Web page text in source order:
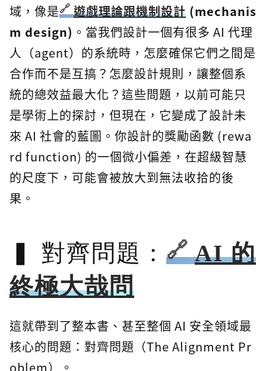
域，像是
遊戲理論跟機制設計 (mechanis
m design) 。當我們設計一個有很多 AI 代理
人（agent）的系統時，怎麼確保它們之間是
合作而不是互搞？怎麼設計規則，讓整個系
統的總效益最大化？這些問題，以前可能只
是學術上的探討，但現在，它變成了設計未
來 AI 社會的藍圖。你設計的獎勵函數 (rewa
rd function) 的一個微小偏差，在超級智慧
的尺度下，可能會被放大到無法收拾的後
果。
對齊問題：
AI 的
終極大哉問
這就帶到了整本書、甚至整個 AI 安全領域最
核心的問題：對齊問題（The Alignment Pr
oblem）。